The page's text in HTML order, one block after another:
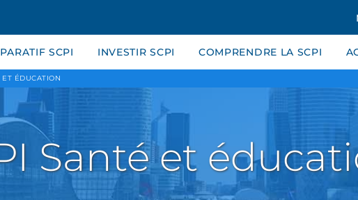
SCPI INVESTIR SCPI COMPRENDRE LA SCPI
ET ÉDUCATION
Santé et